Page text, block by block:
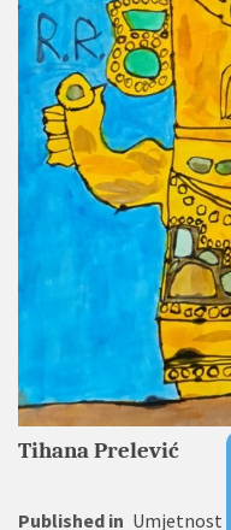
Tihana Prelević
Published in Umjetnost i